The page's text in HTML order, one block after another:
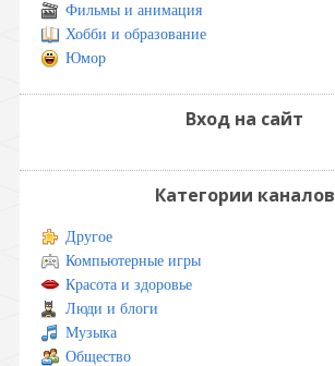
Фильмы и анимация
Хобби и образование
Юмор
Вход на сайт
Категории каналов
Другое
Компьютерные игры
Красота и здоровье
Люди и блоги
Музыка
Общество